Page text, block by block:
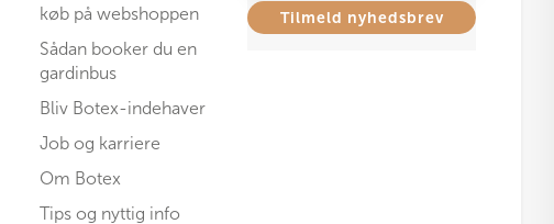
køb på webshoppen
Sådan booker du en
gardinbus
Bliv Botex-indehaver
Job og karriere
Om Botex
Tips og nyttig info
Tilmeld nyhedsbrev